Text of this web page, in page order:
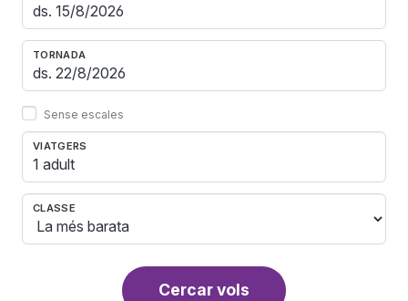
TORNADA
Sense escales
VIATGERS
1 adult
CLASSE
Cercar vols